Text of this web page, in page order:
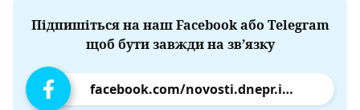
Підпишіться на наш Facebook або Telegram
щоб бути завжди на зв’язку
facebook.com/novosti.dnepr.info